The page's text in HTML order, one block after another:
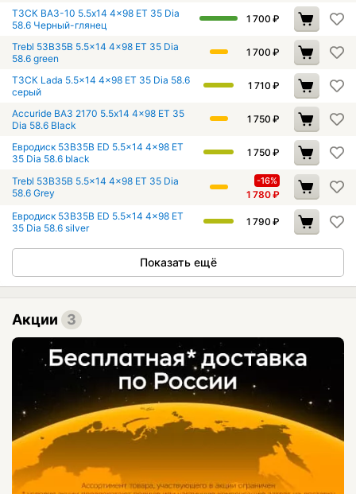
ТЗСК ВАЗ-10 5.5x14 4x98 ET 35 Dia
58.6 Черный-глянец
1 700 ₽
Trebl 53B35B 5.5x14 4x98 ET 35 Dia
58.6 green
1 700 ₽
ТЗСК Lada 5.5x14 4x98 ET 35 Dia 58.6
серый
1 710 ₽
Accuride ВАЗ 2170 5.5x14 4x98 ET 35
Dia 58.6 Black
1 750 ₽
Евродиск 53B35B ED 5.5x14 4x98 ET
35 Dia 58.6 black
1 750 ₽
Trebl 53B35B 5.5x14 4x98 ET 35 Dia
58.6 Grey
-16%
1 780₽
Евродиск 53B35B ED 5.5x14 4x98 ET
35 Dia 58.6 silver
1 790 ₽
Показать ещё
Акции 3